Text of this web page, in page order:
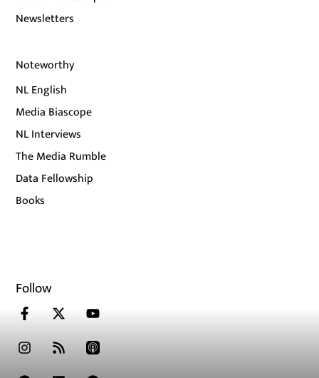
Newsletters
Noteworthy
NL English
Media Biascope
NL Interviews
The Media Rumble
Data Fellowship
Books
Follow